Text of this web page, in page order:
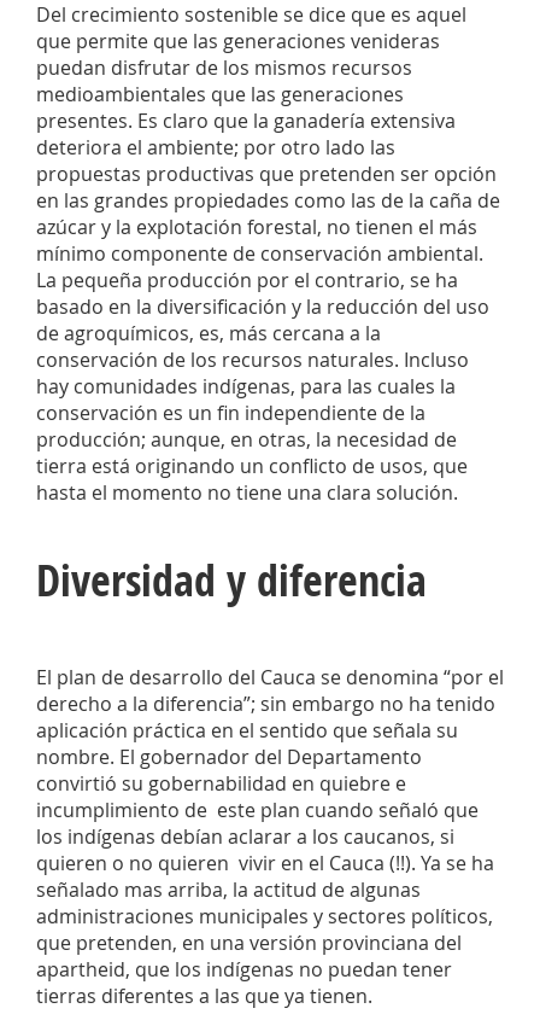
Del crecimiento sostenible se dice que es aquel
que permite que las generaciones venideras
puedan disfrutar de los mismos recursos
medioambientales que las generaciones
presentes. Es claro que la ganadería extensiva
deteriora el ambiente; por otro lado las
propuestas productivas que pretenden ser opción
en las grandes propiedades como las de la caña de
azúcar y la explotación forestal, no tienen el más
mínimo componente de conservación ambiental.
La pequeña producción por el contrario, se ha
basado en la diversificación y la reducción del uso
de agroquímicos, es, más cercana a la
conservación de los recursos naturales. Incluso
hay comunidades indígenas, para las cuales la
conservación es un fin independiente de la
producción; aunque, en otras, la necesidad de
tierra está originando un conflicto de usos, que
hasta el momento no tiene una clara solución.
Diversidad y diferencia
El plan de desarrollo del Cauca se denomina “por el
derecho a la diferencia”; sin embargo no ha tenido
aplicación práctica en el sentido que señala su
nombre. El gobernador del Departamento
convirtió su gobernabilidad en quiebre e
incumplimiento de este plan cuando señaló que
los indígenas debían aclarar a los caucanos, si
quieren o no quieren vivir en el Cauca (!!). Ya se ha
señalado mas arriba, la actitud de algunas
administraciones municipales y sectores políticos,
que pretenden, en una versión provinciana del
apartheid, que los indígenas no puedan tener
tierras diferentes a las que ya tienen.